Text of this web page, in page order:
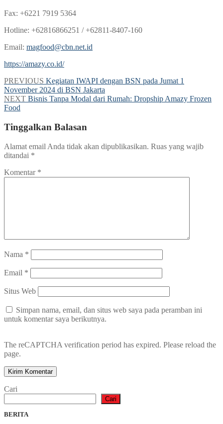
Fax: +6221 7919 5364
Hotline: +62816866251 / +62811-8407-160
Email: magfood@cbn.net.id
https://amazy.co.id/
PREVIOUS Kegiatan IWAPI dengan BSN pada Jumat 1
November 2024 di BSN Jakarta
NEXT Bisnis Tanpa Modal dari Rumah: Dropship Amazy Frozen
Food
Tinggalkan Balasan
Alamat email Anda tidak akan dipublikasikan. Ruas yang wajib
ditandai *
Komentar *
Nama *
Email *
Situs Web
Simpan nama, email, dan situs web saya pada peramban ini
untuk komentar saya berikutnya.
The reCAPTCHA verification period has expired. Please reload the
page.
Cari
Cari
BERITA